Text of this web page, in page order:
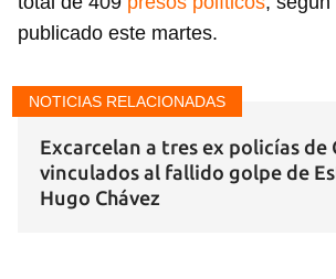
Para poder guardar como favorito,
iniciar sesión con tu cuenta de
publicado este martes.
NOTICIAS RELACIONADAS
Excarcelan a tres ex policías de
vinculados al fallido golpe de
Hugo Chávez